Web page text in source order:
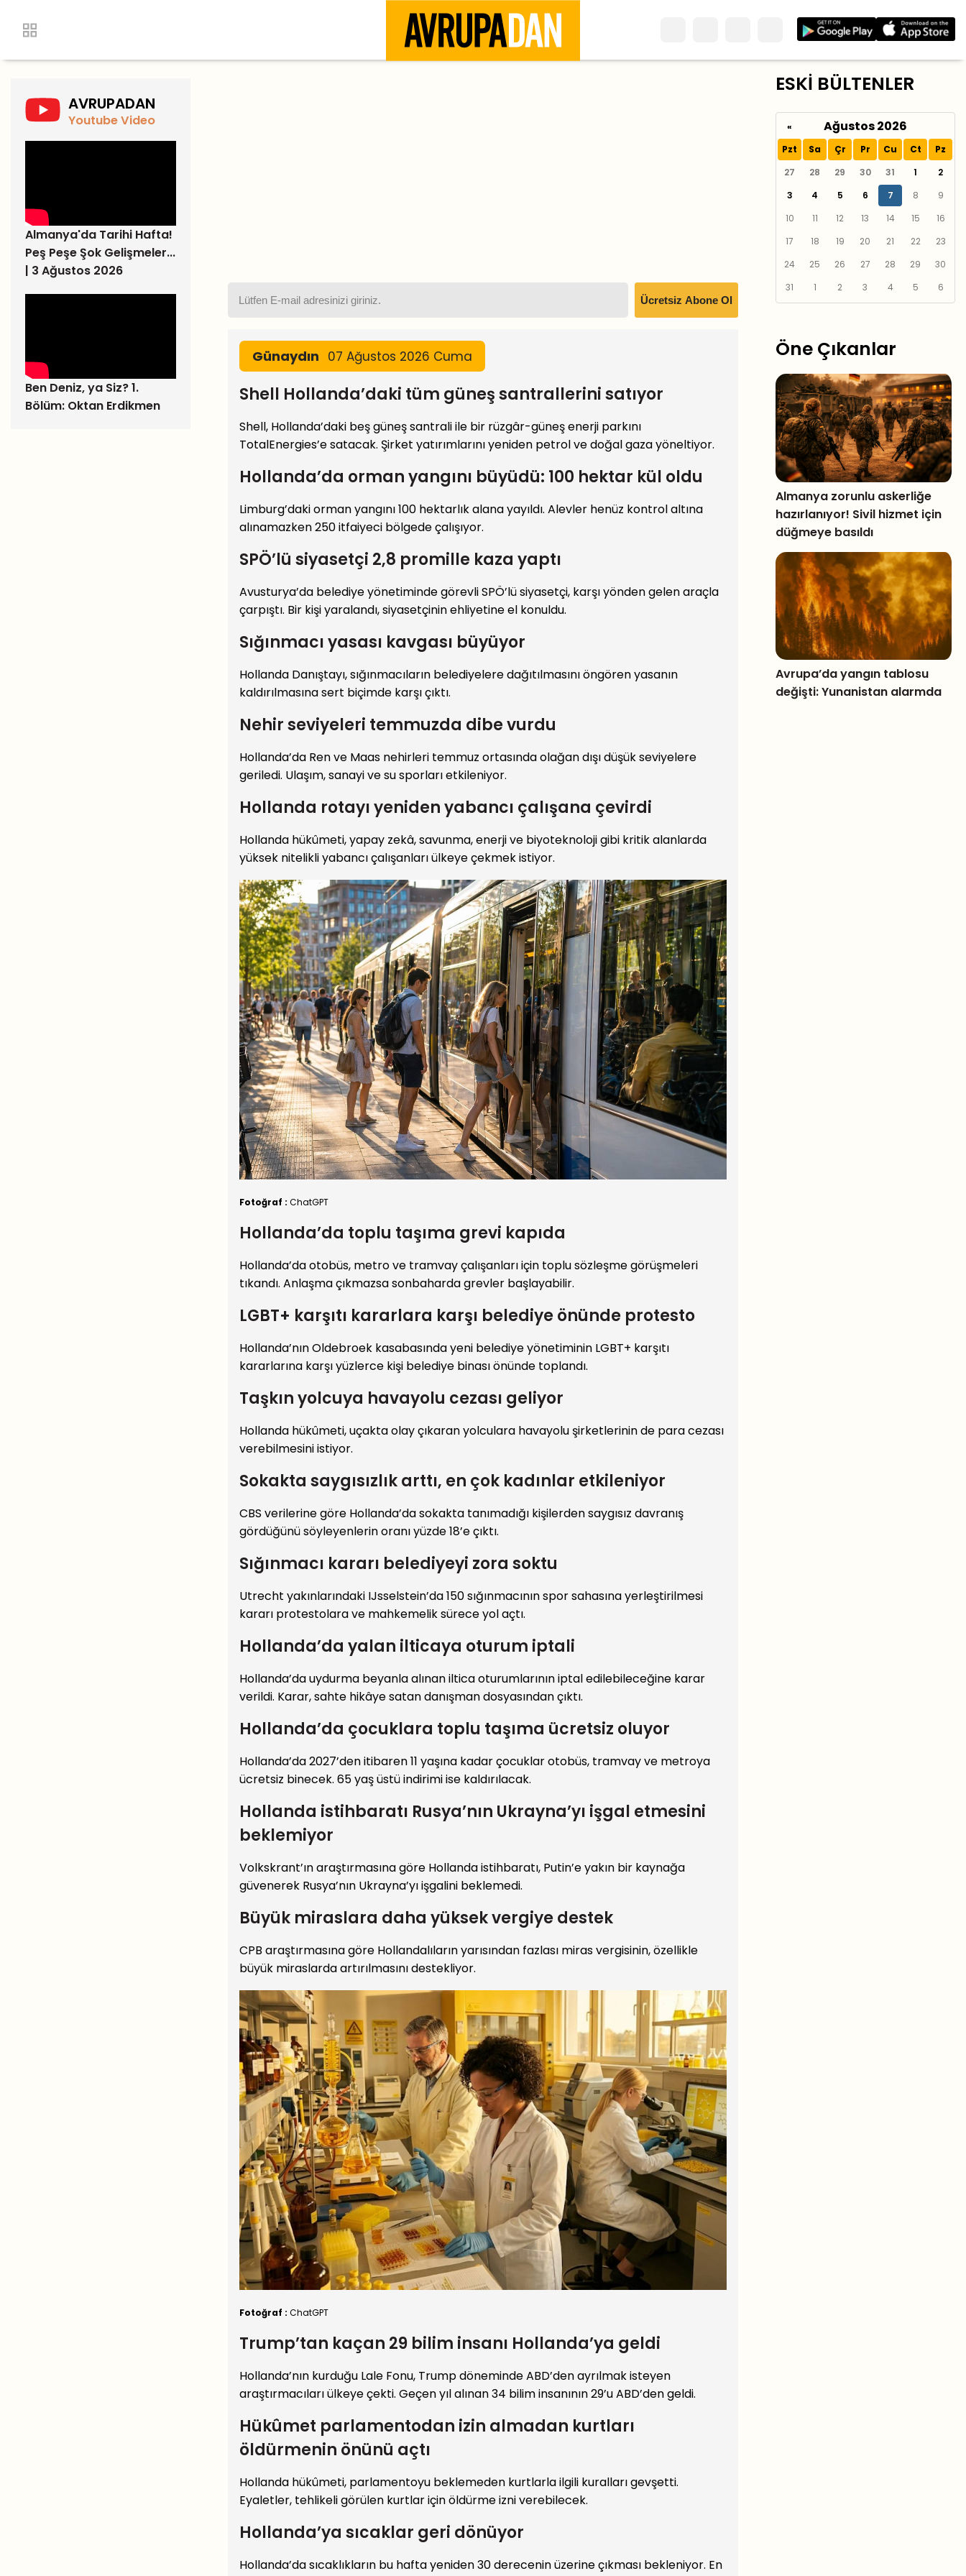
AVRUPADAN
Youtube Video
Almanya'da Tarihi Hafta!
Peş Peşe Şok Gelişmeler...
| 3 Ağustos 2026
Ben Deniz, ya Siz? 1.
Bölüm: Oktan Erdikmen
Günaydın 07 Ağustos 2026 Cuma
Shell Hollanda’daki tüm güneş santrallerini satıyor
Shell, Hollanda’daki beş güneş santrali ile bir rüzgâr-güneş enerji parkını
TotalEnergies’e satacak. Şirket yatırımlarını yeniden petrol ve doğal gaza yöneltiyor.
Hollanda’da orman yangını büyüdü: 100 hektar kül oldu
Limburg’daki orman yangını 100 hektarlık alana yayıldı. Alevler henüz kontrol altına
alınamazken 250 itfaiyeci bölgede çalışıyor.
SPÖ’lü siyasetçi 2,8 promille kaza yaptı
Avusturya’da belediye yönetiminde görevli SPÖ’lü siyasetçi, karşı yönden gelen araçla
çarpıştı. Bir kişi yaralandı, siyasetçinin ehliyetine el konuldu.
Sığınmacı yasası kavgası büyüyor
Hollanda Danıştayı, sığınmacıların belediyelere dağıtılmasını öngören yasanın
kaldırılmasına sert biçimde karşı çıktı.
Nehir seviyeleri temmuzda dibe vurdu
Hollanda’da Ren ve Maas nehirleri temmuz ortasında olağan dışı düşük seviyelere
geriledi. Ulaşım, sanayi ve su sporları etkileniyor.
Hollanda rotayı yeniden yabancı çalışana çevirdi
Hollanda hükûmeti, yapay zekâ, savunma, enerji ve biyoteknoloji gibi kritik alanlarda
yüksek nitelikli yabancı çalışanları ülkeye çekmek istiyor.
Fotoğraf : ChatGPT
Hollanda’da toplu taşıma grevi kapıda
Hollanda’da otobüs, metro ve tramvay çalışanları için toplu sözleşme görüşmeleri
tıkandı. Anlaşma çıkmazsa sonbaharda grevler başlayabilir.
LGBT+ karşıtı kararlara karşı belediye önünde protesto
Hollanda’nın Oldebroek kasabasında yeni belediye yönetiminin LGBT+ karşıtı
kararlarına karşı yüzlerce kişi belediye binası önünde toplandı.
Taşkın yolcuya havayolu cezası geliyor
Hollanda hükûmeti, uçakta olay çıkaran yolculara havayolu şirketlerinin de para cezası
verebilmesini istiyor.
Sokakta saygısızlık arttı, en çok kadınlar etkileniyor
CBS verilerine göre Hollanda’da sokakta tanımadığı kişilerden saygısız davranış
gördüğünü söyleyenlerin oranı yüzde 18’e çıktı.
Sığınmacı kararı belediyeyi zora soktu
Utrecht yakınlarındaki IJsselstein’da 150 sığınmacının spor sahasına yerleştirilmesi
kararı protestolara ve mahkemelik sürece yol açtı.
Hollanda’da yalan ilticaya oturum iptali
Hollanda’da uydurma beyanla alınan iltica oturumlarının iptal edilebileceğine karar
verildi. Karar, sahte hikâye satan danışman dosyasından çıktı.
Hollanda’da çocuklara toplu taşıma ücretsiz oluyor
Hollanda’da 2027’den itibaren 11 yaşına kadar çocuklar otobüs, tramvay ve metroya
ücretsiz binecek. 65 yaş üstü indirimi ise kaldırılacak.
Hollanda istihbaratı Rusya’nın Ukrayna’yı işgal etmesini
beklemiyor
Volkskrant’ın araştırmasına göre Hollanda istihbaratı, Putin’e yakın bir kaynağa
güvenerek Rusya’nın Ukrayna’yı işgalini beklemedi.
Büyük miraslara daha yüksek vergiye destek
CPB araştırmasına göre Hollandalıların yarısından fazlası miras vergisinin, özellikle
büyük miraslarda artırılmasını destekliyor.
Fotoğraf : ChatGPT
Trump’tan kaçan 29 bilim insanı Hollanda’ya geldi
Hollanda’nın kurduğu Lale Fonu, Trump döneminde ABD’den ayrılmak isteyen
araştırmacıları ülkeye çekti. Geçen yıl alınan 34 bilim insanının 29’u ABD’den geldi.
Hükûmet parlamentodan izin almadan kurtları
öldürmenin önünü açtı
Hollanda hükûmeti, parlamentoyu beklemeden kurtlarla ilgili kuralları gevşetti.
Eyaletler, tehlikeli görülen kurtlar için öldürme izni verebilecek.
Hollanda’ya sıcaklar geri dönüyor
Hollanda’da sıcaklıkların bu hafta yeniden 30 derecenin üzerine çıkması bekleniyor. En
ESKİ BÜLTENLER
« Ağustos 2026
Pzt Sa Çr Pr Cu Ct
Pz
27
28 29 30 31 1
2
3
4 5 6 7 8
9
10
11 12 13 14 15
16
17
18 19 20 21 22
23
24
25 26 27 28 29
30
31
1 2 3 4 5 6
Öne Çıkanlar
Almanya zorunlu askerliğe
hazırlanıyor! Sivil hizmet için
düğmeye basıldı
Avrupa’da yangın tablosu
değişti: Yunanistan alarmda